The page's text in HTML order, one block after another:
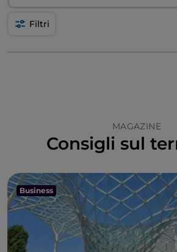
Filtri
MAGAZINE
Consigli sul
Business